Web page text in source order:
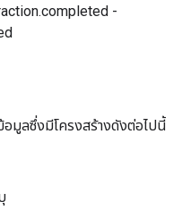
-
อมูลซึ่งมีโครงสร้างดังต่อไปนี้